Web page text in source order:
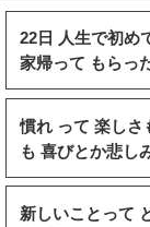
22日 人生で初め
家帰って もらっ
慣れ って 楽しさ
も 喜びとか悲し
新しいことって